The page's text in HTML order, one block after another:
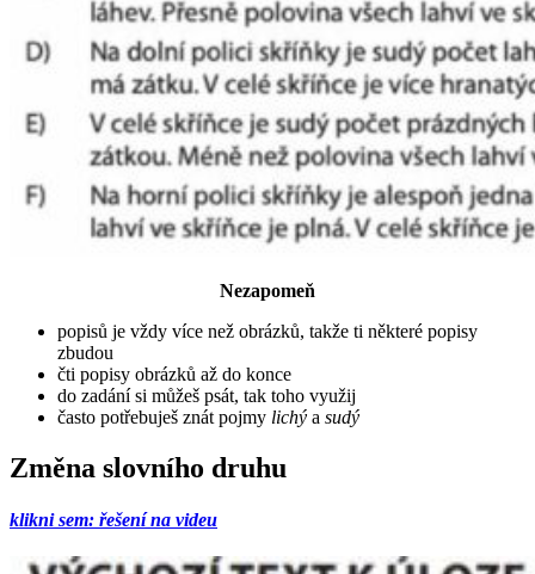
Nezapomeň
popisů je vždy více než obrázků, takže ti některé popisy
zbudou
čti popisy obrázků až do konce
do zadání si můžeš psát, tak toho využij
často potřebuješ znát pojmy lichý a sudý
Změna slovního druhu
klikni sem: řešení na videu